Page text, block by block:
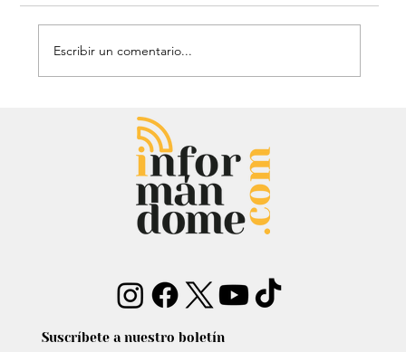
Héroe de cuatro patas: Perrito
policía sorprendió con técnica de
Escribir un comentario...
Suscríbete a nuestro boletín